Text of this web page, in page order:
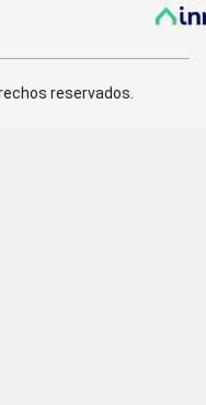
reservados.